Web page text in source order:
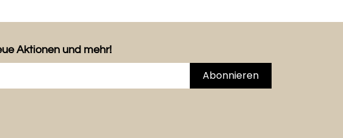
Aktionen und mehr!
Abonnieren